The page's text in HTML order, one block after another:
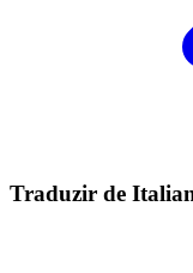
Traduzir de